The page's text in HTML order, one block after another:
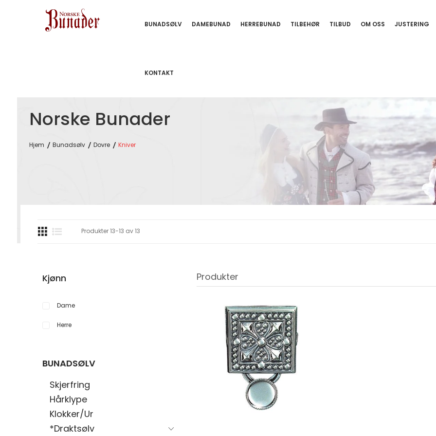
BUNADSØLV DAMEBUNAD HERREBUNAD TILBEHØR TILBUD OM OSS JUSTERING
KONTAKT
Norske Bunader
Hjem Bunadsølv Dovre Kniver
Kjønn
Dame
Herre
BUNADSØLV
Skjerfring
Hårklype
Klokker/Ur
*Draktsølv
Produkter
Produkter13-13 av13